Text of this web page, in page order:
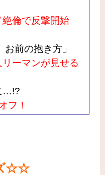
絶倫で反撃開始
お前の抱き方」
リーマンが見せる
…!?
フ！
☆☆